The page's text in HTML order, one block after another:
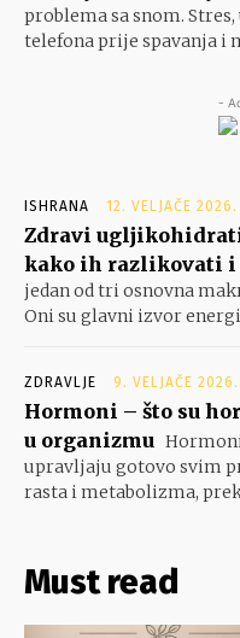
problema sa snom.
telefona prije spavanja i
-
ISHRANA 12. VELJAČE 2026.
Zdravi
kako ih razlikovati i
jedan od tri osnovna
Oni su glavni izvor
ZDRAVLJE 9. VELJAČE 2026.
Hormoni – što su
u organizmu
upravljaju gotovo svim
rasta i metabolizma,
Must read